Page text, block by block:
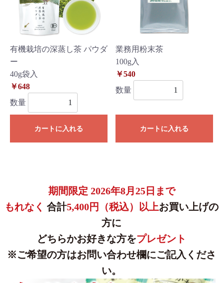
有機栽培の深蒸し茶 パウダ
ー
40g袋入
￥648
数量
カートに入れる
業務用粉末茶
100g入
￥540
数量
カートに入れる
期間限定 2026年8月25日まで
もれなく 合計5,400円（税込）以上お買い上げの
方に
どちらかお好きな方をプレゼント
※ご希望の方はお問い合わせ欄にご記入くださ
い。